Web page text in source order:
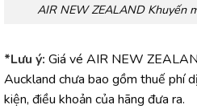
AIR NEW ZEALAND Khuyến
*Lưu ý: Giá vé AIR NEW
Auckland chưa bao gồm thuế phí
kiện, điều khoản của hãng đưa ra.